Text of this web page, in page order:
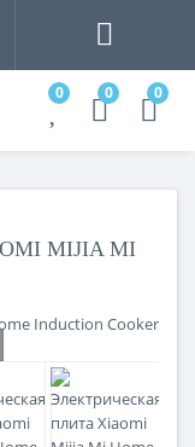
0 0 0
MIJIA MI